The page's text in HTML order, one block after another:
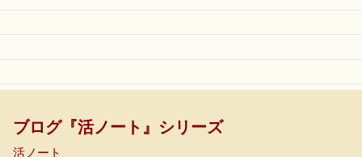
ブログ『活ノート』シリーズ
活ノート